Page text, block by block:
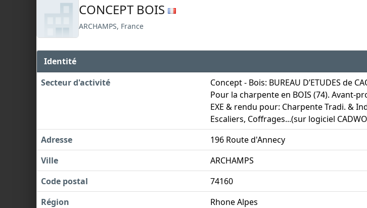
CONCEPT BOIS
ARCHAMPS, France
Identité
Secteur d'activité
Concept - Bois: BUREAU D’ETUDES de
Pour la charpente en BOIS (74). Avant-
EXE & rendu pour: Charpente Tradi. &
Escaliers, Coffrages...(sur logiciel
Adresse
196 Route d'Annecy
Ville
ARCHAMPS
Code postal
74160
Région
Rhone Alpes